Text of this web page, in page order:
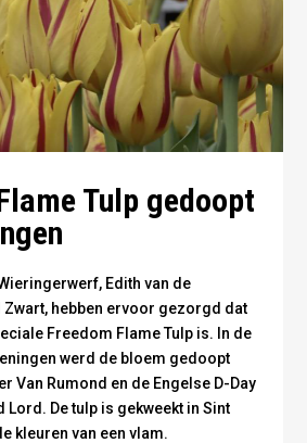
Tulp gedoopt
Edith van de
Zwart, hebben ervoor gezorgd dat
Freedom Flame Tulp is. In de
werd de bloem gedoopt
Van Rumond en de Engelse D-Day
Lord. De tulp is gekweekt in Sint
kleuren van een vlam.